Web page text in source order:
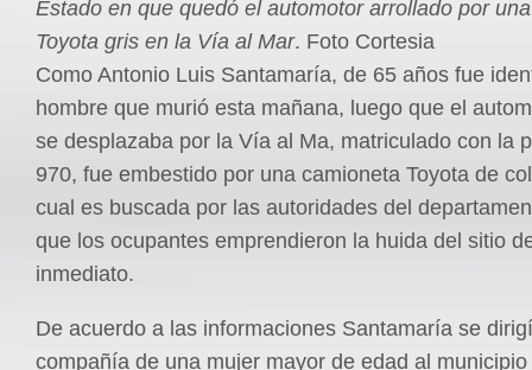
Estado en que quedó el automotor arrollado por
Toyota gris en la Vía al Mar. Foto Cortesia
Como Antonio Luis Santamaría, de 65 años fue
hombre que murió esta mañana, luego que el
se desplazaba por la Vía al Ma, matriculado con la
970, fue embestido por una camioneta Toyota de
cual es buscada por las autoridades del
que los ocupantes emprendieron la huida del sitio
inmediato.
De acuerdo a las informaciones Santamaría se
compañía de una mujer mayor de edad al